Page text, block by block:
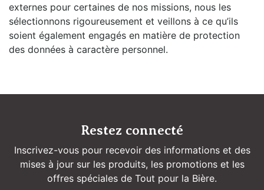
externes pour certaines de nos missions, nous les
sélectionnons rigoureusement et veillons à ce qu’ils
soient également engagés en matière de protection
des données à caractère personnel.
Restez connecté
Inscrivez-vous pour recevoir des informations et des
mises à jour sur les produits, les promotions et les
offres spéciales de Tout pour la Bière.